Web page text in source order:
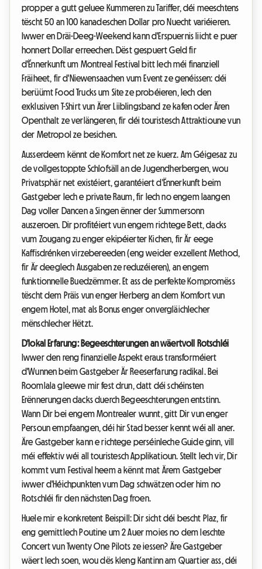
propper a gutt geluee Kummeren zu Tariffer, déi meeschtens
tëscht 50 an 100 kanadeschen Dollar pro Nuecht variéieren.
Iwwer en Dräi-Deeg-Weekend kann d'Erspuernis liicht e puer
honnert Dollar erreechen. Dëst gespuert Geld fir
d'Ënnerkunft um Montreal Festival bitt Iech méi finanziell
Fräiheet, fir d'Niewensaachen vum Event ze genéissen: déi
berüümt Food Trucks um Site ze probéieren, Iech den
exklusiven T-Shirt vun Ärer Liiblingsband ze kafen oder Ären
Openthalt ze verlängeren, fir déi touristesch Attraktioune vun
der Metropol ze besichen.
Ausserdeem kënnt de Komfort net ze kuerz. Am Géigesaz zu
de vollgestoppte Schlofsäll an de Jugendherbergen, wou
Privatsphär net existéiert, garantéiert d'Ënnerkunft beim
Gastgeber Iech e private Raum, fir Iech no engem laangen
Dag voller Dancen a Singen ënner der Summersonn
auszeroen. Dir profitéiert vun engem richtege Bett, dacks
vum Zougang zu enger ekipéierter Kichen, fir Är eege
Kaffisdrénken virzebereeden (eng weider exzellent Method,
fir Är deeglech Ausgaben ze reduzéieren), an engem
funktionnelle Buedzëmmer. Et ass de perfekte Kompromëss
tëscht dem Präis vun enger Herberg an dem Komfort vun
engem Hotel, mat als Bonus enger onvergläichlecher
mënschlecher Hëtzt.
D'lokal Erfarung: Begeeschterungen an wäertvoll Rotschléi
Iwwer den reng finanzielle Aspekt eraus transforméiert
d'Wunnen beim Gastgeber Är Reeserfarung radikal. Bei
Roomlala gleewe mir fest drun, datt déi schéinsten
Erënnerungen dacks duerch Begeeschterungen entstinn.
Wann Dir bei engem Montrealer wunnt, gitt Dir vun enger
Persoun empfaangen, déi hir Stad besser kennt wéi all aner.
Äre Gastgeber kann e richtege perséinleche Guide ginn, vill
méi effektiv wéi all touristesch Applikatioun. Stellt Iech vir, Dir
kommt vum Festival heem a kënnt mat Ärem Gastgeber
iwwer d'Héichpunkten vum Dag schwätzen oder him no
Rotschléi fir den nächsten Dag froen.
Huele mir e konkretent Beispill: Dir sicht déi bescht Plaz, fir
eng gemittlech Poutine um 2 Auer moies no dem leschte
Concert vun Twenty One Pilots ze iessen? Äre Gastgeber
wäert Iech soen, wou dës kleng Kantinn am Quartier ass, déi